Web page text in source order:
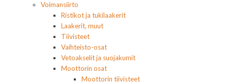
Voimansiirto
Ristikot ja tukilaakerit
Laakerit, muut
Tiivisteet
Vaihteisto-osat
Vetoakselit ja suojakumit
Moottorin osat
Moottorin tiivisteet